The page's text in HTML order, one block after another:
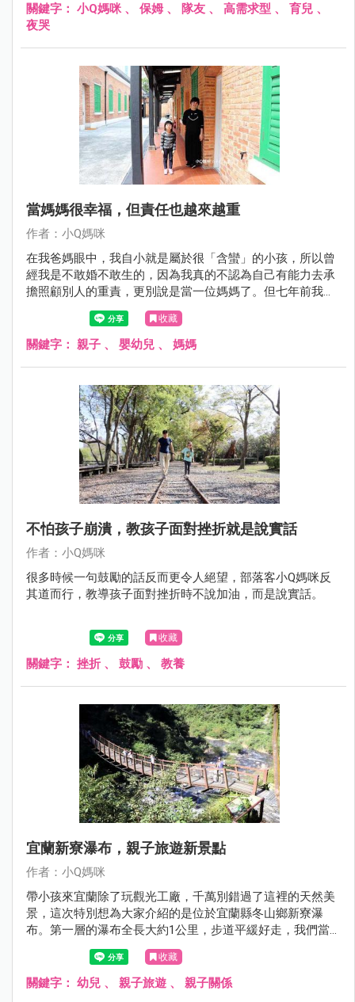
關鍵字： 小Q媽咪 、 保姆、 隊友 、 高需求型 、 育兒 、
夜哭
當媽媽很幸福，但責任也越來越重
作者：小Q媽咪
在我爸媽眼中，我自小就是屬於很「含蠻」的小孩，所以曾
經我是不敢婚不敢生的，因為我真的不認為自己有能力去承
擔照顧別人的重責，更別說是當一位媽媽了。但七年前我的
想法開始動搖，如今轉眼間我的孩子都要上小學了，這六年
多來的母親身分很幸福，但是我也知道當了母親之後所失去
的，很難再追回了。
收藏
關鍵字： 親子 、 嬰幼兒 、 媽媽
不怕孩子崩潰，教孩子面對挫折就是說實話
作者：小Q媽咪
很多時候一句鼓勵的話反而更令人絕望，部落客小Q媽咪反
其道而行，教導孩子面對挫折時不說加油，而是說實話。
收藏
關鍵字： 挫折 、 鼓勵 、 教養
宜蘭新寮瀑布，親子旅遊新景點
作者：小Q媽咪
帶小孩來宜蘭除了玩觀光工廠，千萬別錯過了這裡的天然美
景，這次特別想為大家介紹的是位於宜蘭縣冬山鄉新寮瀑
布。第一層的瀑布全長大約1公里，步道平緩好走，我們當
天慢慢的邊走邊拍，大約20分鐘就抵達第一層的瀑布區，難
度不高，非常推薦給有小孩的家庭喔！
收藏
關鍵字： 幼兒 、 親子旅遊 、 親子關係